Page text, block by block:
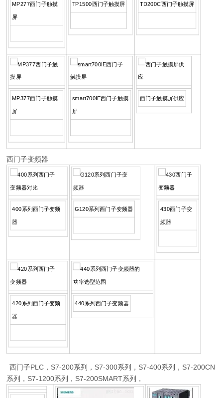
MP277西门子触摸
屏
TP1500西门子触摸屏 TD200C西门子触摸屏
MP377西门子触摸
屏
smart700IE西门子触摸
屏
西门子触摸屏供应
西门子变频器
400系列西门子变频
器
G120系列西门子变频器 430西门子变
频器
420系列西门子变频
器
440系列西门子变频器
西门子PLC，S7-200系列，S7-300系列，S7-400系列，S7-200CN
系列，S7-1200系列，S7-200SMART系列，